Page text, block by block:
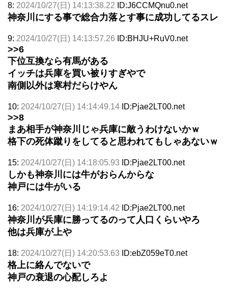
8: 2024/10/27(日) 14:13:38.22 ID:J6CCMQnu0.net
神奈川にする事で総合力落とす事に成功してるスレ
9: 2024/10/27(日) 14:13:57.26 ID:BHJU+RuV0.net
>>6
下位互換なら有馬がある
イッチは兵庫を買い被りすぎやで
南側以外は寒村だらけやん
10: 2024/10/27(日) 14:14:49.14 ID:Pjae2LT00.net
>>8
まあ相手が神奈川じゃ兵庫に敵うわけないかｗ
格下の死体蹴りをしてると思われてもしゃあないｗ
15: 2024/10/27(日) 14:18:05.93 ID:Pjae2LT00.net
しかも神奈川には牛がおらんからな
神戸には牛がいる
16: 2024/10/27(日) 14:19:14.42 ID:Pjae2LT00.net
神奈川が兵庫に勝ってるのって人口くらいやろ
他は兵庫が上や
18: 2024/10/27(日) 14:20:53.63 ID:ebZ059eT0.net
格上に絡んでないで
神戸の衰退の心配しろよ